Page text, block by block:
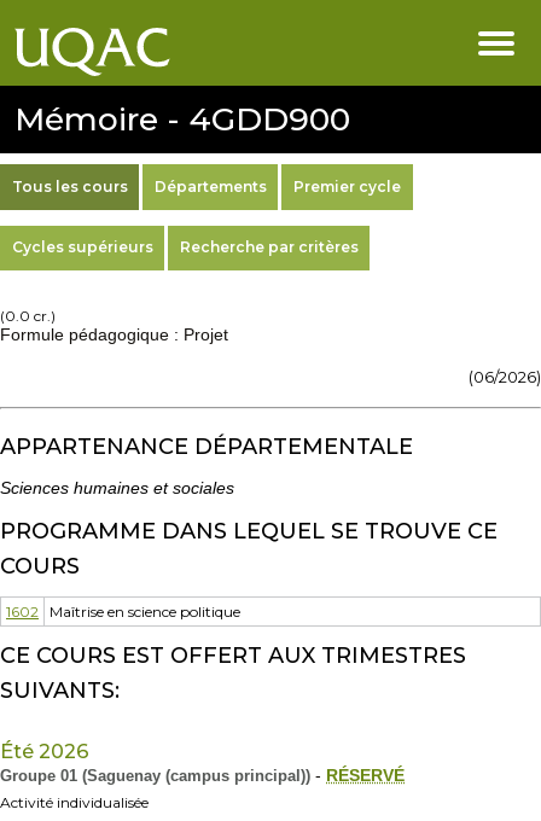
Mémoire - 4GDD900
Tous les cours Départements Premier cycle
Cycles supérieurs Recherche par critères
(0.0 cr.)
Formule pédagogique : Projet
(06/2026)
APPARTENANCE DÉPARTEMENTALE
Sciences humaines et sociales
PROGRAMME DANS LEQUEL SE TROUVE CE
COURS
1602 Maîtrise en science politique
CE COURS EST OFFERT AUX TRIMESTRES
SUIVANTS:
Été 2026
Groupe 01 (Saguenay (campus principal)) - RÉSERVÉ
Activité individualisée